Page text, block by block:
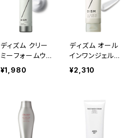
ディズム クリー
ミーフォームウォ
ッシュ 120g
¥1,980
ディズム オール
インワンジェル
UV 70g
¥2,310